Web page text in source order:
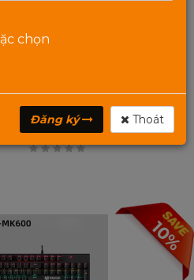
10%
chọn
Đăng ký Thoát